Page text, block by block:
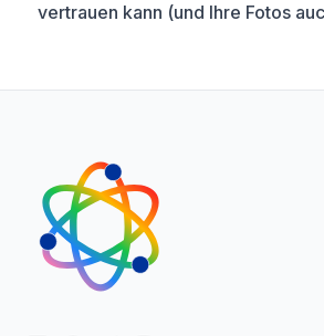
vertrauen kann (und Ihre Fotos